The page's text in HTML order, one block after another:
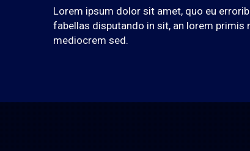
Lorem ipsum dolor sit amet, quo eu
fabellas disputando in sit, an lorem primis
mediocrem sed.